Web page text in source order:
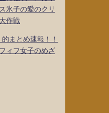
氷子の愛のクリ
作戦
まとめ速報！！
ィフ女子のめざ